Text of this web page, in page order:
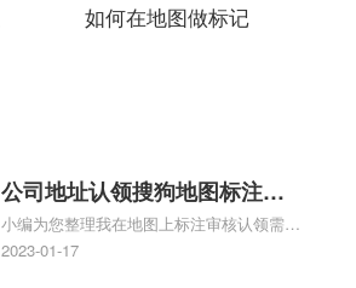
如何在地图做标记
公司地址认领搜狗地图标注多
久审核？公司地址认领地图标
注多久审核？
小编为您整理我在地图上标注审核认领需要
多久、我在地图上标注审核认领需要多久
2023-01-17